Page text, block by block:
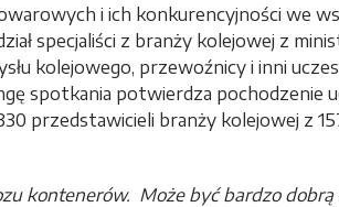
i ich konkurencyjności we
specjaliści z branży kolejowej z
kolejowego, przewoźnicy i inni
spotkania potwierdza pochodzenie
przedstawicieli branży kolejowej z
kontenerów. Może być bardzo